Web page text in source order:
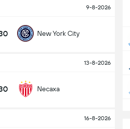
9-8-2026
New York City
13-8-2026
Necaxa
16-8-2026